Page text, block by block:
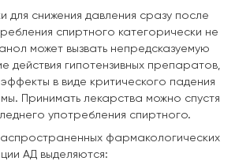
для снижения давления сразу после
спиртного категорически не
может вызвать непредсказуемую
действия гипотензивных препаратов,
в виде критического падения
Принимать лекарства можно спустя
употребления спиртного.
фармакологических
АД выделяются: